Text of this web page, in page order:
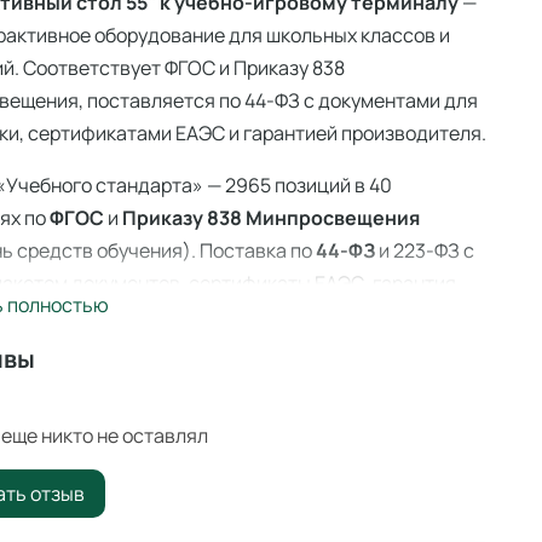
оборудование для школьных классов и
Соответствует ФГОС и Приказу 838
поставляется по 44-ФЗ с документами для
сертификатами ЕАЭС и гарантией производителя.
стандарта» — 2965 позиций в 40
поФГОС и Приказу 838 Минпросвещения
средств обучения). Поставка по44-ФЗи 223-ФЗ с
документов, сертификаты ЕАЭС, гарантия
Доставка по всей России — 3–14 дней со
стол 55" к учебно-игровому
— интерактивные парты
парта с сенсорным экраном и встроенным
обеспечением для мультимедийного обучения.
полностью
никто не оставлял
отзыв